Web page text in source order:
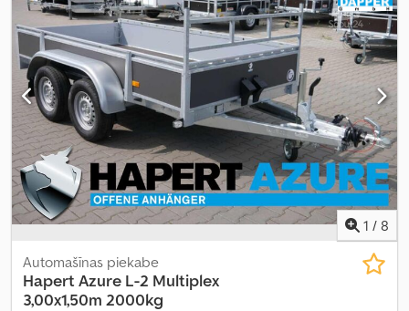
1 / 8
Automašīnas piekabe
Hapert Azure L-2 Multiplex
3,00x1,50m 2000kg